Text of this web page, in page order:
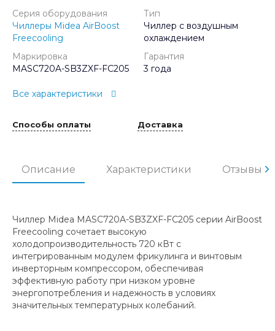
Серия оборудования
Чиллеры Midea AirBoost
Freecooling
Тип
Чиллер с воздушным
охлаждением
Маркировка
MASC720A-SB3ZXF-FC205
Гарантия
3 года
Все характеристики
Способы оплаты Доставка
Описание Характеристики Отзывы
Чиллер Midea MASC720A-SB3ZXF-FC205 серии AirBoost
Freecooling сочетает высокую
холодопроизводительность 720 кВт с
интегрированным модулем фрикулинга и винтовым
инверторным компрессором, обеспечивая
эффективную работу при низком уровне
энергопотребления и надежность в условиях
значительных температурных колебаний.